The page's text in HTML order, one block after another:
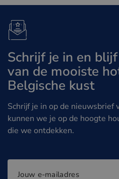
Schrijf je in en
van de mooiste
Belgische kust
Schrijf je in op de nieuwsbrief
kunnen we je op de hoogte
die we ontdekken.